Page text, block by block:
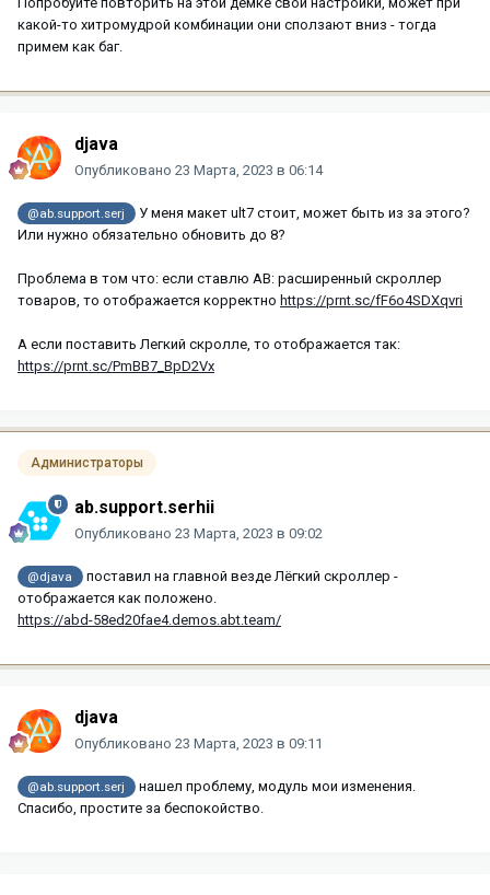
какой-то хитромудрой комбинации они сползают вниз - тогда
примем как баг.
djava
Опубликовано 23 Марта, 2023 в 06:14
@ab.support.serj
У меня макет ult7 стоит, может быть из за этого?
Или нужно обязательно обновить до 8?
Проблема в том что: если ставлю АВ: расширенный скроллер
товаров, то отображается корректно https://prnt.sc/fF6o4SDXqvri
А если поставить Легкий скролле, то отображается так:
https://prnt.sc/PmBB7_BpD2Vx
Администраторы
ab.support.serhii
Опубликовано 23 Марта, 2023 в 09:02
@djava
поставил на главной везде Лёгкий скроллер -
отображается как положено.
https://abd-58ed20fae4.demos.abt.team/
djava
Опубликовано 23 Марта, 2023 в 09:11
@ab.support.serj
нашел проблему, модуль мои изменения.
Спасибо, простите за беспокойство.